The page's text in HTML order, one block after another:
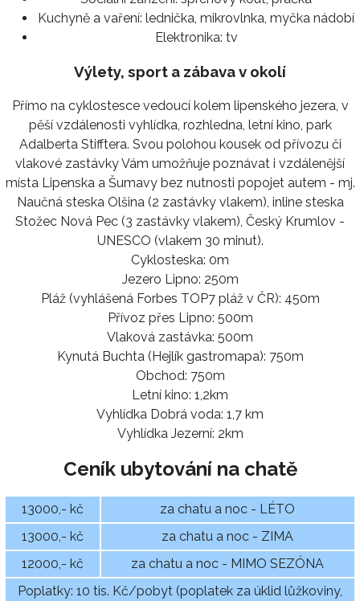
Kuchyně a vaření: lednička, mikrovlnka, myčka nádobí
Elektronika: tv
Výlety, sport a zábava v okolí
Přímo na cyklostesce vedoucí kolem lipenského jezera, v
pěší vzdálenosti vyhlídka, rozhledna, letní kino, park
Adalberta Stifftera. Svou polohou kousek od přívozu či
vlakové zastávky Vám umožňuje poznávat i vzdálenější
místa Lipenska a Šumavy bez nutnosti popojet autem - mj.
Naučná steska Olšina (2 zastávky vlakem), inline steska
Stožec Nová Pec (3 zastávky vlakem), Český Krumlov -
UNESCO (vlakem 30 minut).
Cyklosteska: 0m
Jezero Lipno: 250m
Pláž (vyhlášená Forbes TOP7 pláž v ČR): 450m
Přívoz přes Lipno: 500m
Vlaková zastávka: 500m
Kynutá Buchta (Hejlík gastromapa): 750m
Obchod: 750m
Letní kino: 1,2km
Vyhlídka Dobrá voda: 1,7 km
Vyhlídka Jezerní: 2km
Ceník ubytování na chatě
13000,- kč
za chatu a noc - LÉTO
13000,- kč
za chatu a noc - ZIMA
12000,- kč
za chatu a noc - MIMO SEZÓNA
Poplatky: 10 tis. Kč/pobyt (poplatek za úklid lůžkoviny,